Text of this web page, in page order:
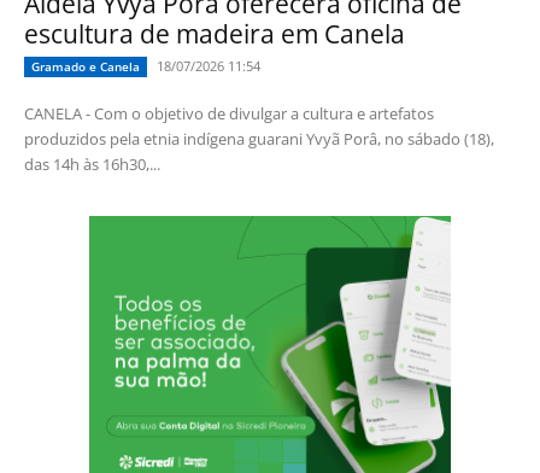
escultura de madeira em Canela
Gramado e Canela 18/07/2026 11:54
CANELA - Com o objetivo de divulgar a cultura e artefatos
produzidos pela etnia indígena guarani Yvyã Porâ, no sábado (18),
das 14h às 16h30,...